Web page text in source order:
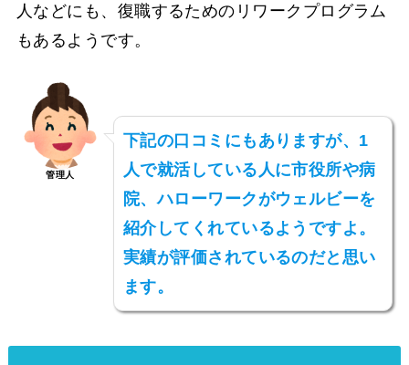
人などにも、復職するためのリワークプログラム
もあるようです。
管理人
下記の口コミにもありますが、1
人で就活している人に市役所や病
院、ハローワークがウェルビーを
紹介してくれているようですよ。
実績が評価されているのだと思い
ます。